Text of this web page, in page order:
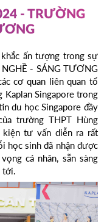
- TRƯỜNG
ấn tượng trong sự
- SÁNG TƯƠNG
cơ quan liên quan tổ
Singapore trong
du học Singapore đầy
trường THPT Hùng
kiện tư vấn diễn ra rất
học sinh đã nhận được
cá nhân, sẵn sàng
tới.